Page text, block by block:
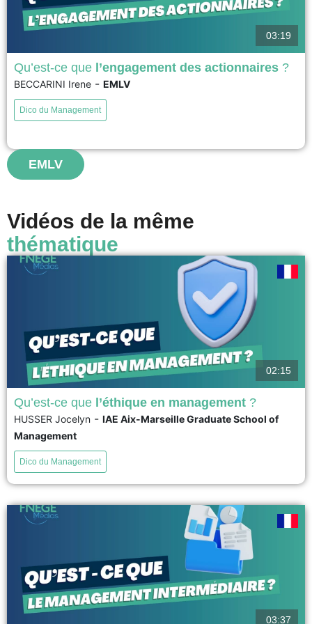
Les actionnaires cherchent à faire évoluer les pratiques et politiques
environnementales, sociales et de gouvernance (ESG) des entreprises
dans lesquelles ils investissent en établissant avec elles une relation à
actionnaires dans une lettre écrite...
03:19
Qu’est-ce que l’engagement des actionnaires ?
BECCARINI Irene - EMLV
Dico du Management
EMLV
Vidéos de la même
thématique
L’Ethique en management apparaît de façon évidente lorsque les règles,
les lois et les codes de déontologie ne suffisent plus pour discerner et
prendre la bonne décision dans des situations complexes, voire dilemmes.
Elle se pose comme une processus cognitif et émotionnel pour apporter
voir
02:15
Qu’est-ce que l’éthique en management ?
HUSSER Jocelyn - IAE Aix-Marseille Graduate School of
Management
Dico du Management
03:37